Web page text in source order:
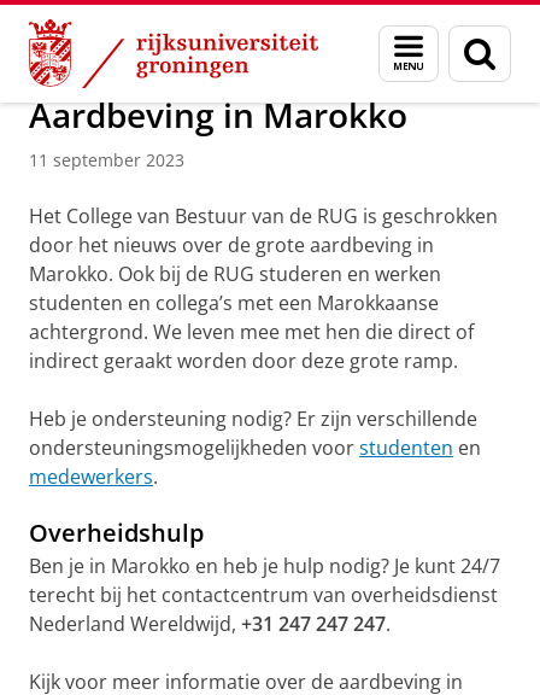
Skip
Content
Skip
Navigation
Menu
en
zoeken
Over ons Actueel Nieuws
Aardbeving in Marokko
11 september 2023
Het College van Bestuur van de RUG is geschrokken
door het nieuws over de grote aardbeving in
Marokko. Ook bij de RUG studeren en werken
studenten en collega’s met een Marokkaanse
achtergrond. We leven mee met hen die direct of
indirect geraakt worden door deze grote ramp.
Heb je ondersteuning nodig? Er zijn verschillende
ondersteuningsmogelijkheden voorstudenten en
medewerkers.
Overheidshulp
Ben je in Marokko en heb je hulp nodig? Je kunt 24/7
terecht bij het contactcentrum van overheidsdienst
Nederland Wereldwijd, +31 247 247 247.
Kijk voor meer informatie over de aardbeving in